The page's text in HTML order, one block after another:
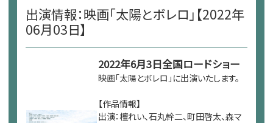
出演情報：映画「太陽とボレロ」【2022年
06月03日】
2022年6月3日全国ロードショー
映画「太陽とボレロ」に出演いたします。
【作品情報】
出演：檀れい、石丸幹二、町田啓太、森マ